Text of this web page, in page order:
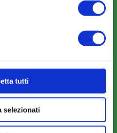
tutti
selezionati